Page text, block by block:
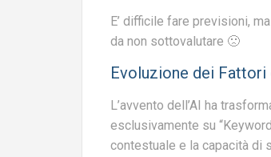
E’ difficile fare previsioni,
da non sottovalutare 🙁
Evoluzione dei Fattori
L’avvento dell’AI ha
esclusivamente su
contestuale e la capacità di